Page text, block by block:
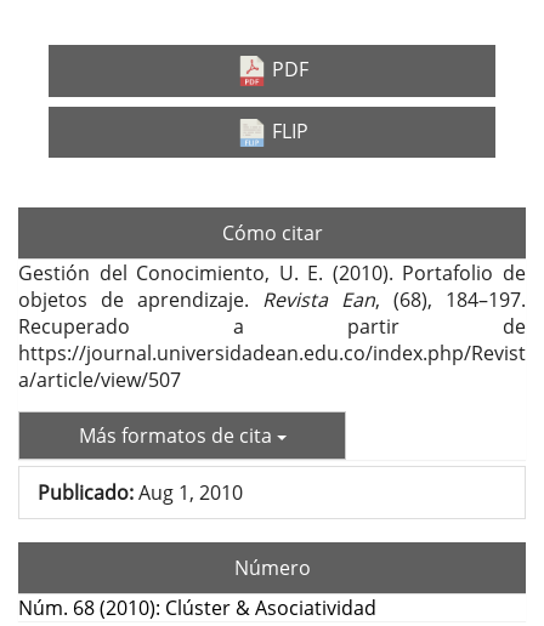
PDF
FLIP
Cómo citar
Gestión del Conocimiento, U. E. (2010). Portafolio de
objetos de aprendizaje. Revista Ean, (68), 184–197.
Recuperado a partir de
https://journal.universidadean.edu.co/index.php/Revist
a/article/view/507
Más formatos de cita
Publicado:Aug 1, 2010
Número
Núm. 68 (2010): Clúster & Asociatividad